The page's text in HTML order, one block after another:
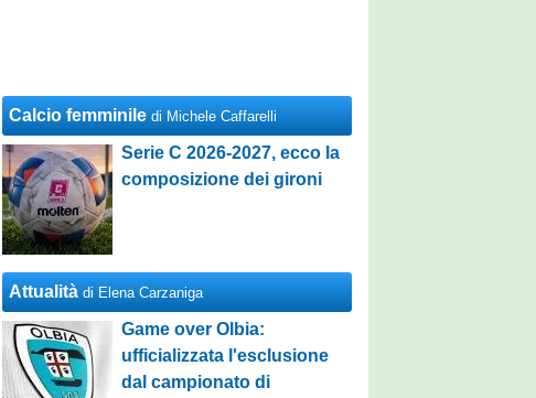
Calcio femminile di Michele Caffarelli
Serie C 2026-2027, ecco la
composizione dei gironi
Attualità di Elena Carzaniga
Game over Olbia:
ufficializzata l'esclusione
dal campionato di